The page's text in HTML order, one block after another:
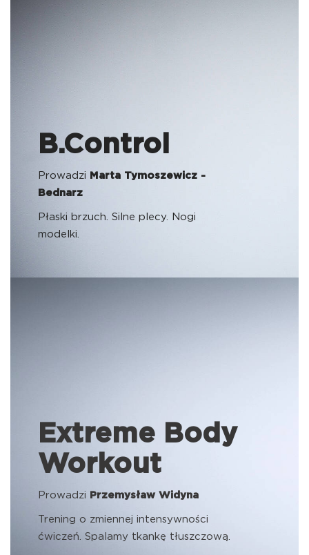
B.Control
Prowadzi
Marta Tymoszewicz -
Bednarz
Płaski brzuch. Silne plecy. Nogi
modelki.
Extreme Body
Workout
Prowadzi Przemysław Widyna
Trening o zmiennej intensywności
ćwiczeń. Spalamy tkankę tłuszczową.